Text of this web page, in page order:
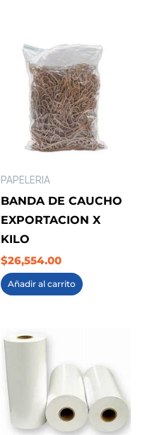
PAPELERIA
BANDA DE CAUCHO
EXPORTACION X
KILO
$26,554.00
Añadir al carrito